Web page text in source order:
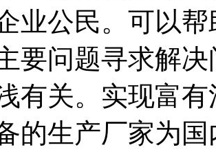
业公民。可以
要问题寻求解
有关。实现富
的生产厂家为